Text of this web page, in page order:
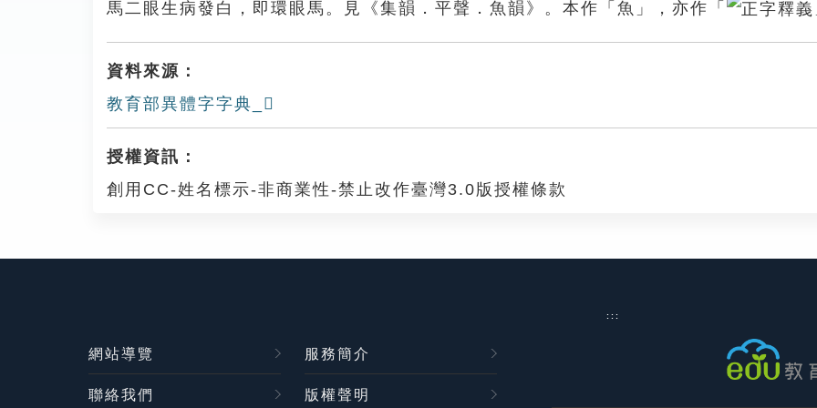
馬二眼生病發白，即環眼馬。見《集韻．平聲．魚韻》。本作「魚」，亦作「
資料來源：
教育部異體字字典_𩥭
授權資訊：
創用CC-姓名標示-非商業性-禁止改作臺灣3.0版授權條款
:::
網站導覽 服務簡介
聯絡我們 版權聲明